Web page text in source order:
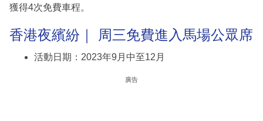
獲得4次免費車程。
香港夜繽紛｜ 周三免費進入馬場公眾席
活動日期：2023年9月中至12月
廣告